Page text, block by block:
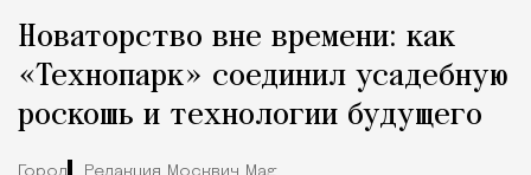
Новаторство вне времени: как
«Технопарк» соединил усадебную
роскошь и технологии будущего